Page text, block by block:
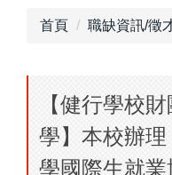
首頁 職缺資訊/徵
【健行學校
學】本校辦
學國際生就